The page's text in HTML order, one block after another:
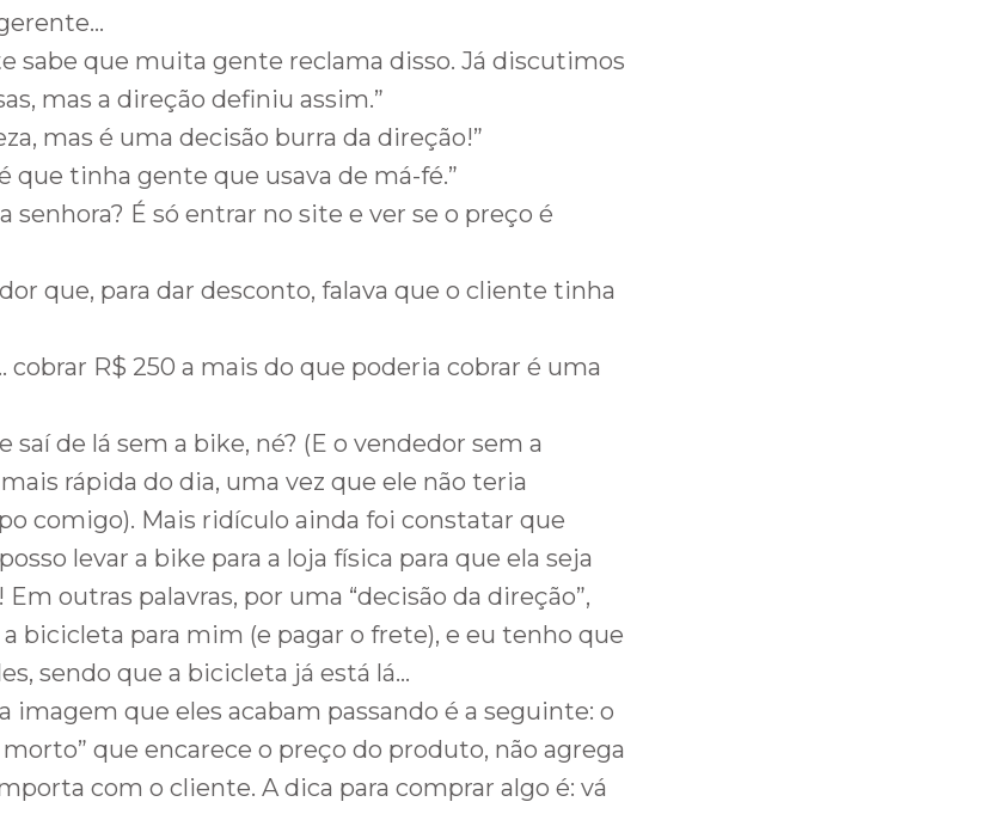
sabe que muita gente reclama disso. Já discutimos
mas a direção definiu assim.”
mas é uma decisão burra da direção!”
que tinha gente que usava de má-fé.”
senhora? É só entrar no site e ver se o preço é
que, para dar desconto, falava que o cliente tinha
cobrar R$ 250 a mais do que poderia cobrar é uma
saí de lá sem a bike, né? (E o vendedor sem a
rápida do dia, uma vez que ele não teria
comigo). Mais ridículo ainda foi constatar que
levar a bike para a loja física para que ela seja
outras palavras, por uma “decisão da direção”,
bicicleta para mim (e pagar o frete), e eu tenho que
sendo que a bicicleta já está lá…
imagem que eles acabam passando é a seguinte: o
que encarece o preço do produto, não agrega
com o cliente. A dica para comprar algo é: vá